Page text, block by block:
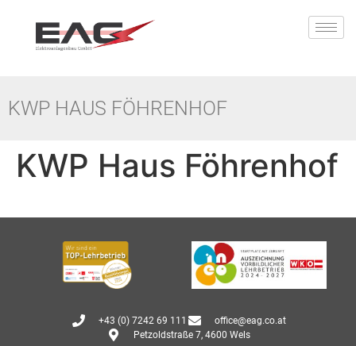
KWP HAUS FÖHRENHOF
KWP Haus Föhrenhof
+43 (0) 7242 69 111
office@eag.co.at
Petzoldstraße 7, 4600 Wels